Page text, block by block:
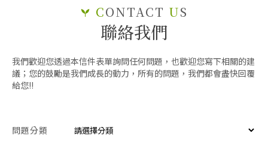
CONTACT US
聯絡我們
我們歡迎您透過本信件表單詢問任何問題，也歡迎您寫下相關的建
議；您的鼓勵是我們成長的動力，所有的問題，我們都會盡快回覆
給您!!
問題分類